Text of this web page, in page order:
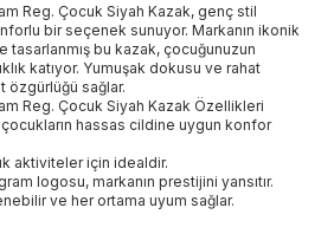
Reg. Çocuk Siyah Kazak, genç stil
bir seçenek sunuyor. Markanın ikonik
tasarlanmış bu kazak, çocuğunuzun
katıyor. Yumuşak dokusu ve rahat
sağlar.
Reg. Çocuk Siyah Kazak Özellikleri
hassas cildine uygun konfor
aktiviteler için idealdir.
logosu, markanın prestijini yansıtır.
ve her ortama uyum sağlar.